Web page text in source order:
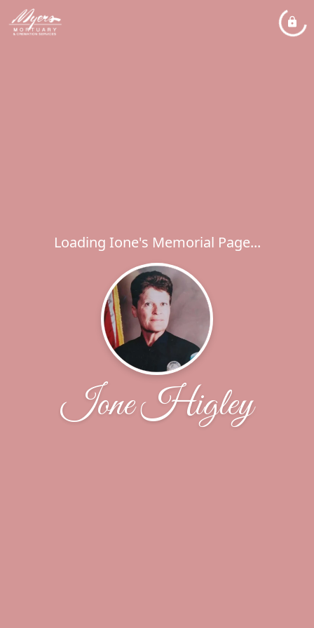
Loading Ione's Memorial Page...
Ione Higley